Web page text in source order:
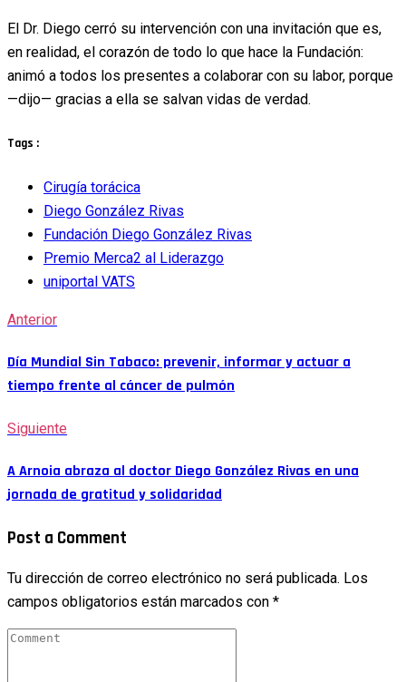
El Dr. Diego cerró su intervención con una invitación que es,
en realidad, el corazón de todo lo que hace la Fundación:
animó a todos los presentes a colaborar con su labor, porque
—dijo— gracias a ella se salvan vidas de verdad.
Tags :
Cirugía torácica
Diego González Rivas
Fundación Diego González Rivas
Premio Merca2 al Liderazgo
uniportal VATS
Anterior
Día Mundial Sin Tabaco: prevenir, informar y actuar a
tiempo frente al cáncer de pulmón
Siguiente
A Arnoia abraza al doctor Diego González Rivas en una
jornada de gratitud y solidaridad
Post a Comment
Tu dirección de correo electrónico no será publicada. Los
campos obligatorios están marcados con *